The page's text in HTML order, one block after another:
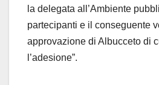
la delegata all’Ambiente
partecipanti e il conseguente
approvazione di Albucceto di
l’adesione”.